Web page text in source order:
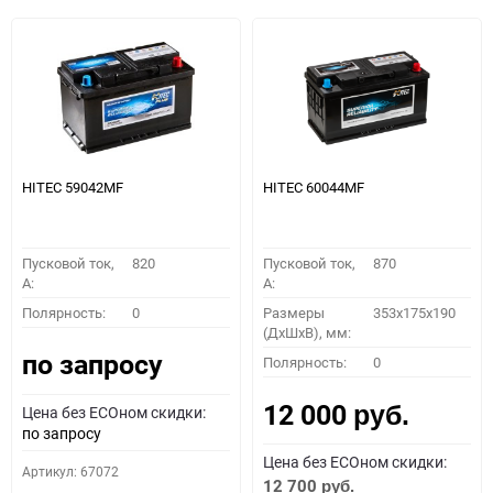
HITEC 59042MF
Пусковой ток,
A:
820
Полярность: 0
по запросу
Цена без ECOном скидки:
по запросу
Артикул: 67072
HITEC 60044MF
Пусковой ток,
A:
870
Размеры
(ДхШхВ), мм:
353x175x190
Полярность: 0
12 000 руб.
Цена без ECOном скидки:
12 700 руб.